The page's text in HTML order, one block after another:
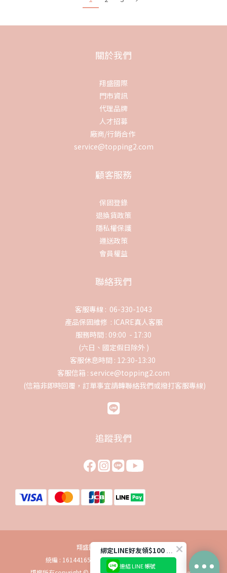
關於我們
翔盛國際
門市資訊
代理品牌
人才招募
廠商/行銷合作
service@topping2.com
顧客服務
保固登錄
退換貨政策
隱私權保護
運送政策
會員權益
聯絡我們
客服專線 : 06-330-1043
產品保固維修 : ICARE真人客服
服務時間 : 09:00 - 17:30
(六日、國定假日除外 )
客服休息時間 : 12:30-13:30
客服信箱 : service@topping2.com
(信箱非即時回覆，訂單事宜請轉聯絡我們或撥打客服專線)
追蹤我們
翔盛國際貿易股份有限公司
統編 : 16144165 地址 : 台北市內湖區瑞光路605號
綁定LINE好友領$100 購物金
連結 LINE 帳號